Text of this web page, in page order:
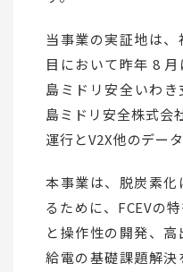
当事業の実証地は
目において昨年 8
島ミドリ安全いわ
島ミドリ安全株式会
運行とV2X他のデー
本事業は、脱炭素
るために、FCEVの
と操作性の開発、高
給電の基礎課題解